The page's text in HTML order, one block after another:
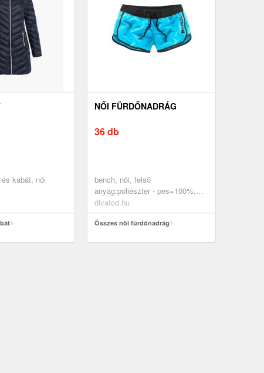
kabát, női
NŐI FÜRDŐNADRÁG
36 db
bench, női, felső
anyag:poliészter - pes=100%,
ruházat, fürdőruhák, rövid
divatod.hu
Összes női fürdőnadrág